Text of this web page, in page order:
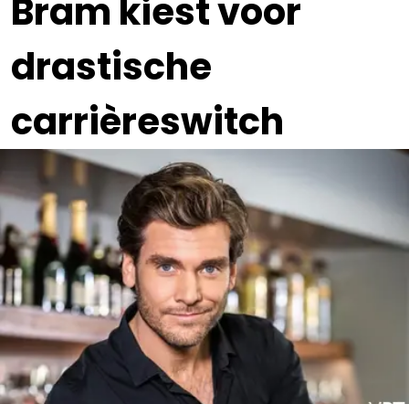
Bram kiest voor
drastische
carrièreswitch